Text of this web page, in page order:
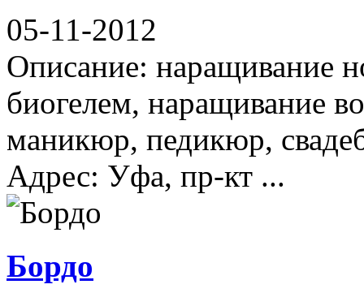
05-11-2012
Описание: наращивание
биогелем, наращивание
маникюр, педикюр,
Адрес: Уфа, пр-кт ...
Бордо